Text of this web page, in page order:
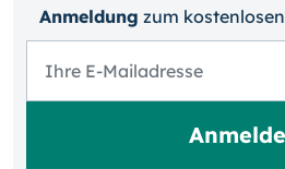
Anmeldung zum kosten­losen